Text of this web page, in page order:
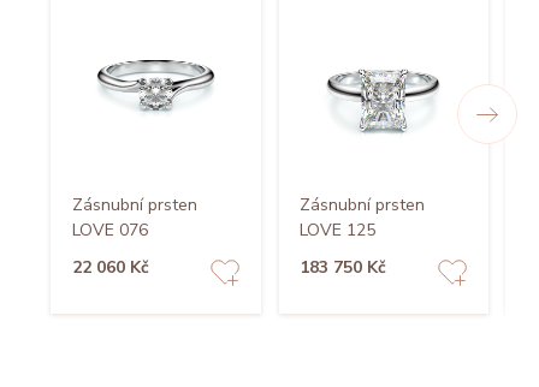
Zásnubní prsten
LOVE 076
22 060 Kč
Zásnubní prsten
LOVE 125
183 750 Kč